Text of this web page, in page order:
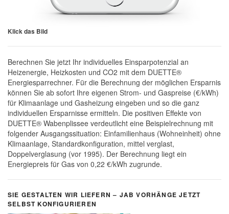
Klick das Bild
Berechnen Sie jetzt Ihr individuelles Einsparpotenzial an
Heizenergie, Heizkosten und CO2 mit dem DUETTE®
Energiesparrechner. Für die Berechnung der möglichen Ersparnis
können Sie ab sofort Ihre eigenen Strom- und Gaspreise (€/kWh)
für Klimaanlage und Gasheizung eingeben und so die ganz
individuellen Ersparnisse ermitteln. Die positiven Effekte von
DUETTE® Wabenplissee verdeutlicht eine Beispielrechnung mit
folgender Ausgangssituation: Einfamilienhaus (Wohneinheit) ohne
Klimaanlage, Standardkonfiguration, mittel verglast,
Doppelverglasung (vor 1995). Der Berechnung liegt ein
Energiepreis für Gas von 0,22 €/kWh zugrunde.
SIE GESTALTEN WIR LIEFERN – JAB VORHÄNGE JETZT
SELBST KONFIGURIEREN